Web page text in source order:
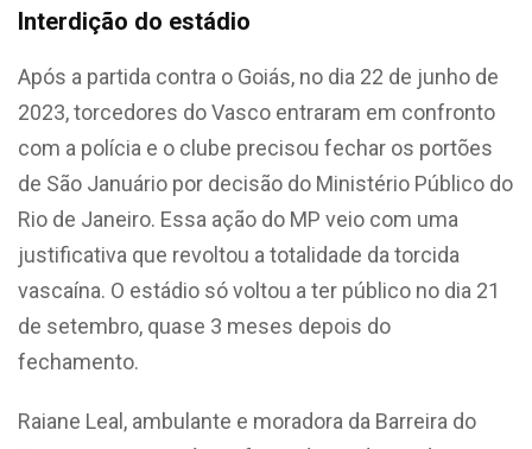
Interdição do estádio
Após a partida contra o Goiás, no dia 22 de junho de
2023, torcedores do Vasco entraram em confronto
com a polícia e o clube precisou fechar os portões
de São Januário por decisão do Ministério Público do
Rio de Janeiro. Essa ação do MP veio com uma
justificativa que revoltou a totalidade da torcida
vascaína. O estádio só voltou a ter público no dia 21
de setembro, quase 3 meses depois do
fechamento.
Raiane Leal, ambulante e moradora da Barreira do